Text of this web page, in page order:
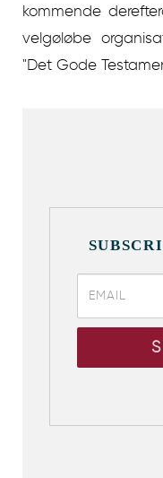
kommende
velgøløbe
"Det Gode